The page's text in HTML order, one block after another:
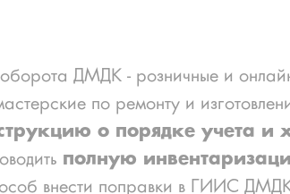
ДМДК - розничные и
по ремонту и
о порядке учета и
полную
внести поправки в ГИИС